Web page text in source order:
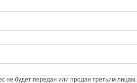
не будет передан или продан третьим лицам.